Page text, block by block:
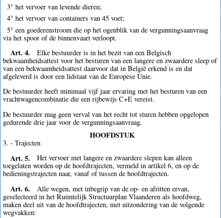
3° het vervoer van levende dieren;
4° het vervoer van containers van 45 voet;
5° een goederenstroom die op het ogenblik van de vergunningsaanvraag
via het spoor of de binnenvaart verloopt.
Art. 4.
Elke bestuurder is in het bezit van een Belgisch
bekwaamheidsattest voor het besturen van een langere en zwaardere sleep of
van een bekwaamheidsattest daarvoor dat in België erkend is en dat
afgeleverd is door een lidstaat van de Europese Unie.
De bestuurder heeft minimaal vijf jaar ervaring met het besturen van een
vrachtwagencombinatie die een rijbewijs C+E vereist.
De bestuurder mag geen verval van het recht tot sturen hebben opgelopen
gedurende drie jaar voor de vergunningsaanvraag.
HOOFDSTUK
3. - Trajecten
Art. 5.
Het vervoer met langere en zwaardere slepen kan alleen
toegelaten worden op de hoofdtrajecten, vermeld in artikel 6, en op de
bedieningstrajecten naar, vanaf of tussen de hoofdtrajecten.
Art. 6.
Alle wegen, met inbegrip van de op- en afritten ervan,
geselecteerd in het Ruimtelijk Structuurplan Vlaanderen als hoofdweg,
maken deel uit van de hoofdtrajecten, met uitzondering van de volgende
wegvakken: